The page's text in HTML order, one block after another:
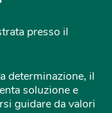
presso il
determinazione, il
soluzione e
guidare da valori